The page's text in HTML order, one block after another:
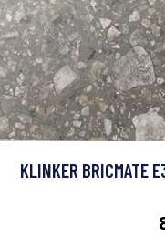
KLINKER BRICMATE